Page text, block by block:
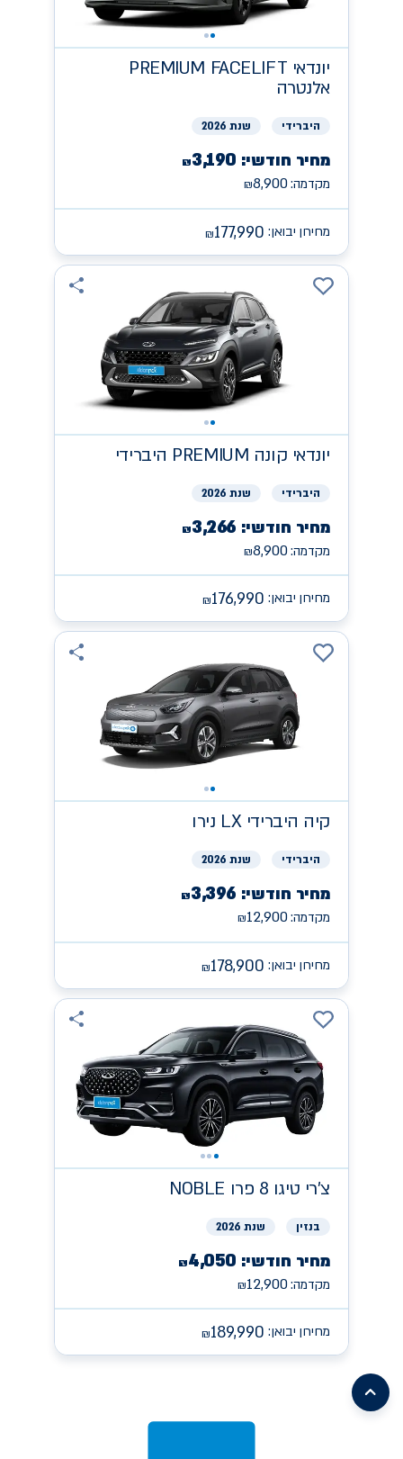
יונדאי PREMIUM FACELIFT
אלנטרה
היברידי שנת 2026
מחיר חודשי: ₪3,190
מקדמה: ₪8,900
מחירון יבואן: ₪177,990
יונדאי קונה PREMIUM היברידי
היברידי שנת 2026
מחיר חודשי: ₪3,266
מקדמה: ₪8,900
מחירון יבואן: ₪176,990
קיה היברידי LX נירו
היברידי שנת 2026
מחיר חודשי: ₪3,396
מקדמה: ₪12,900
מחירון יבואן: ₪178,900
צ'רי NOBLE טיגו 8 פרו
בנזין שנת 2026
מחיר חודשי: ₪4,050
מקדמה: ₪12,900
מחירון יבואן: ₪189,990
leasing/57/1046/16/2026/mg-